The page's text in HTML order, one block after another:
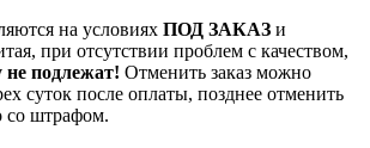
на условиях ПОД ЗАКАЗ и
при отсутствии проблем с качеством,
не подлежат! Отменить заказ можно
суток после оплаты, позднее отменить
со штрафом.